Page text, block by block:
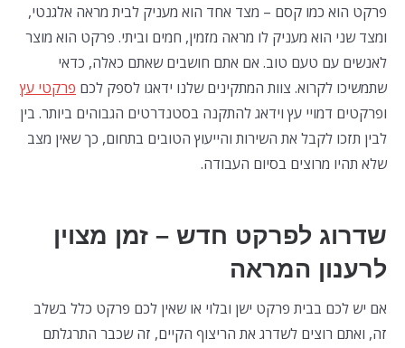
פרקט הוא כמו קסם – מצד אחד הוא מעניק לבית מראה אלגנטי,
ומצד שני הוא מעניק לו מראה מזמין, חמים וביתי. פרקט הוא מוצר
לאנשים עם טעם טוב. אם אתם חושבים שאתם כאלה, כדאי
שתמשיכו לקרוא. צוות המתקינים שלנו ידאגו לספק לכם פרקטי עץ
ופרקטים דמויי עץ וידאג להתקנה בסטנדרטים הגבוהים ביותר. בין
לבין תזכו לקבל את השירות והייעוץ הטובים בתחום, כך שאין מצב
שלא תהיו מרוצים בסיום העבודה.
שדרוג לפרקט חדש – זמן מצוין
לרענון המראה
אם יש לכם בבית פרקט ישן ובלוי או שאין לכם פרקט כלל בשלב
זה, ואתם רוצים לשדרג את הריצוף הקיים, זה שכבר התרגלתם